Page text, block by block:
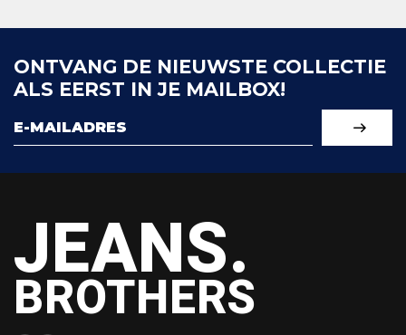
ONTVANG DE NIEUWSTE COLLECTIE
ALS EERST IN JE MAILBOX!
JEANS.
BROTHERS